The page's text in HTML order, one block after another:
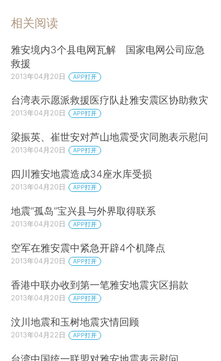
相关阅读
雅安境内3个县电网瓦解 国家电网公司应急
救援
2013年04月20日 APP打开
台湾表示愿派救援医疗队赴雅安震区协助救灾
2013年04月20日 APP打开
梁振英、崔世安对芦山地震受灾同胞表示慰问
2013年04月20日 APP打开
四川雅安地震造成34座水库受损
2013年04月20日 APP打开
地震“孤岛”宝兴县与外界取得联系
2013年04月20日 APP打开
空军在雅安震中紧急开辟4个机降点
2013年04月20日 APP打开
香港中联办收到第一笔雅安地震灾区捐款
2013年04月20日 APP打开
汶川地震和玉树地震灾情回顾
2013年04月22日 APP打开